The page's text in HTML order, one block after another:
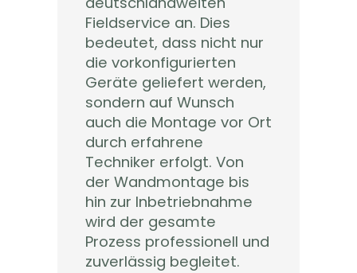
Fieldservice an. Dies
bedeutet, dass nicht nur
die vorkonfigurierten
Geräte geliefert werden,
sondern auf Wunsch
auch die Montage vor Ort
durch erfahrene
Techniker erfolgt. Von
der Wandmontage bis
hin zur Inbetriebnahme
wird der gesamte
Prozess professionell und
zuverlässig begleitet.